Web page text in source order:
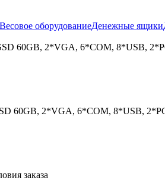
Весовое оборудованиеДенежные ящики
60GB, 2*VGA, 6*COM, 8*USB,
60GB, 2*VGA, 6*COM, 8*USB,
заказа